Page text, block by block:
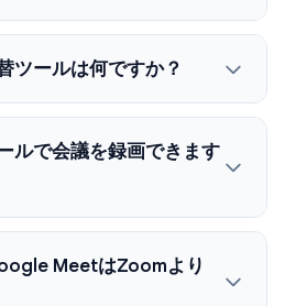
ツールは何ですか？
ルで会議を録画できます
MeetはZoomより